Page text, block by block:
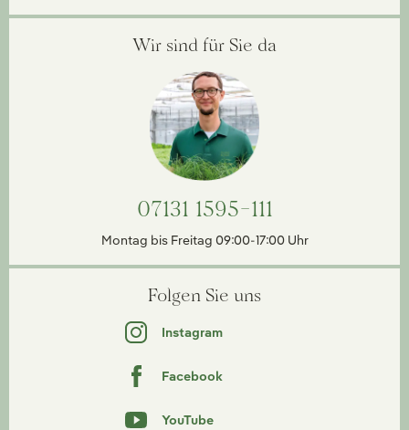
Wir sind für Sie da
07131 1595-111
Montag bis Freitag 09:00-17:00 Uhr
Folgen Sie uns
Instagram
Facebook
YouTube